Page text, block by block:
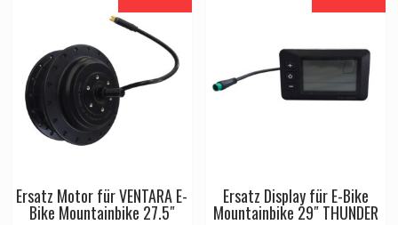
Ersatz Motor für VENTARA E-
Bike Mountainbike 27.5″
Ersatz Display für E-Bike
Mountainbike 29″ THUNDER